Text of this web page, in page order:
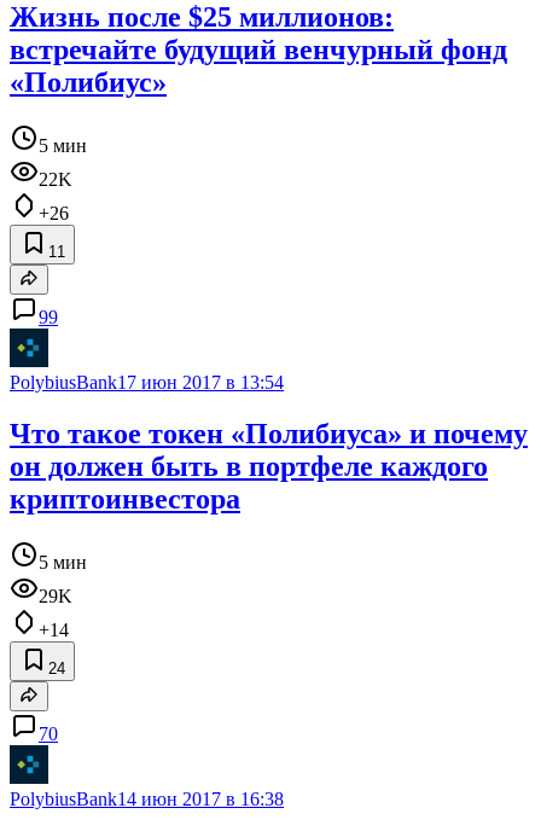
Жизнь после $25 миллионов:
встречайте будущий венчурный фонд
«Полибиус»
5 мин
22K
+26
11
99
PolybiusBank17 июн 2017 в 13:54
Что такое токен «Полибиуса» и почему
он должен быть в портфеле каждого
криптоинвестора
5 мин
29K
+14
24
70
PolybiusBank14 июн 2017 в 16:38